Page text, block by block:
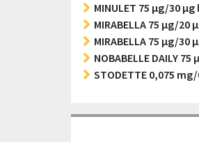
MINULET 75 µg/30
MIRABELLA 75 µg/
MIRABELLA 75 µg/
NOBABELLE DAILY
STODETTE 0,075